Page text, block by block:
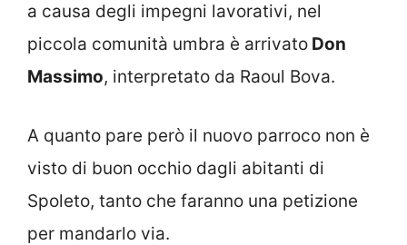
a causa degli impegni lavorativi, nel
piccola comunità umbra è arrivato Don
Massimo, interpretato da Raoul Bova.
A quanto pare però il nuovo parroco non è
visto di buon occhio dagli abitanti di
Spoleto, tanto che faranno una petizione
per mandarlo via.